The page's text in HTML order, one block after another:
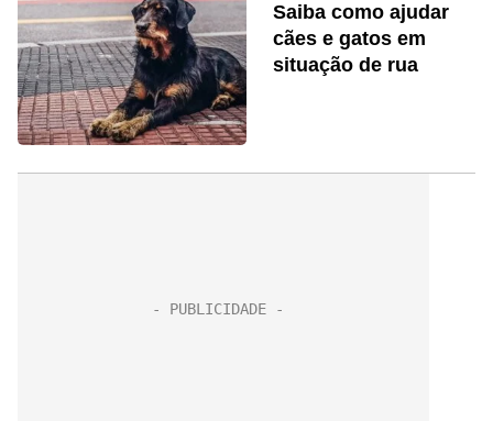
Saiba como ajudar
cães e gatos em
situação de rua